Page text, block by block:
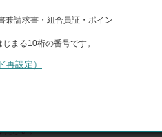
んには、2年に1回、本体を無料で新
体(カートリッジ1個付き)をお届けします
ださい。
兼請求書・組合員証・ポイン
まる10桁の番号です。
設定）